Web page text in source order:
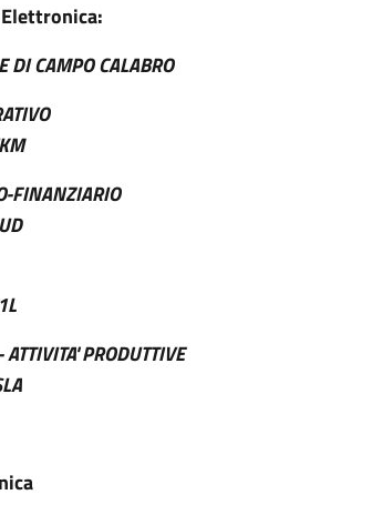
DI CAMPO CALABRO
FINANZIARIO
PRODUTTIVE